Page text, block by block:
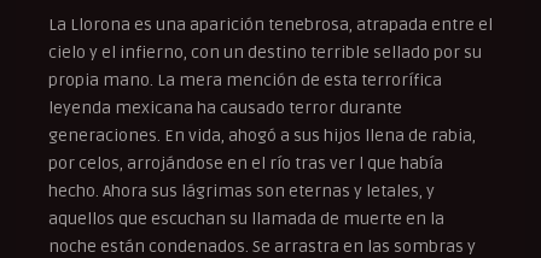
La Llorona es una aparición tenebrosa, atrapada entre el
cielo y el infierno, con un destino terrible sellado por su
propia mano. La mera mención de esta terrorífica
leyenda mexicana ha causado terror durante
generaciones. En vida, ahogó a sus hijos llena de rabia,
por celos, arrojándose en el río tras ver l que había
hecho. Ahora sus lágrimas son eternas y letales, y
aquellos que escuchan su llamada de muerte en la
noche están condenados. Se arrastra en las sombras y